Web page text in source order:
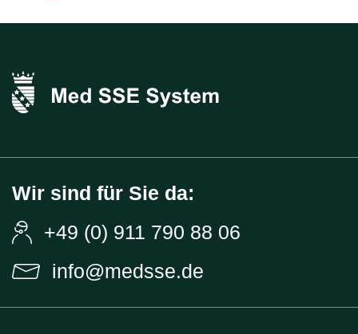
Wir sind für Sie da:
+49 (0) 911 790 88 06
info@medsse.de